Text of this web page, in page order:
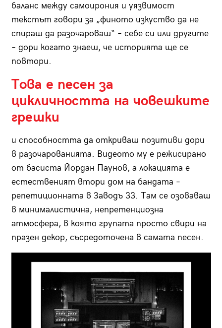
баланс между самоирония и уязвимост
текстът говори за „финото изкуство да не
спираш да разочароваш“ – себе си или другите
– дори когато знаеш, че историята ще се
повтори.
Това е песен за
цикличността на човешките
грешки
и способността да откриваш позитиви дори
в разочарованията. Видеото му е режисирано
от басиста Йордан Паунов, а локацията е
естественият втори дом на бандата –
репетиционната в Заводъ 33. Там се озоваваш
в минималистична, непретенциозна
атмосфера, в която групата просто свири на
празен декор, съсредоточена в самата песен.